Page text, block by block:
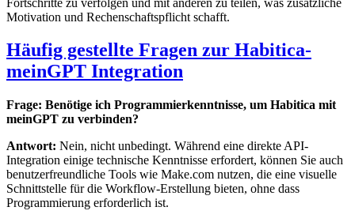
Motivation und Rechenschaftspflicht schafft.
Häufig gestellte Fragen zur Habitica-
meinGPT Integration
Frage: Benötige ich Programmierkenntnisse, um Habitica mit
meinGPT zu verbinden?
Antwort: Nein, nicht unbedingt. Während eine direkte API-
Integration einige technische Kenntnisse erfordert, können Sie auch
benutzerfreundliche Tools wie Make.com nutzen, die eine visuelle
Schnittstelle für die Workflow-Erstellung bieten, ohne dass
Programmierung erforderlich ist.